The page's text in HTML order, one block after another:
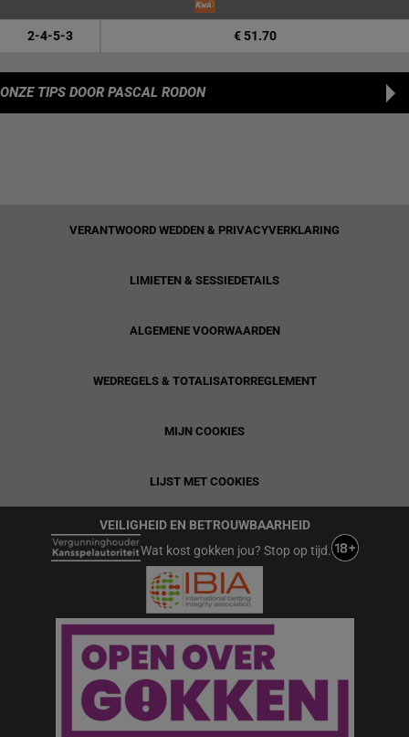
2-4-5-3 € 51.70
ONZE TIPS DOOR PASCAL RODON
VERANTWOORD WEDDEN & PRIVACYVERKLARING
LIMIETEN & SESSIEDETAILS
ALGEMENE VOORWAARDEN
WEDREGELS & TOTALISATORREGLEMENT
MIJN COOKIES
LIJST MET COOKIES
VEILIGHEID EN BETROUWBAARHEID
Wat kost gokken jou? Stop op tijd.